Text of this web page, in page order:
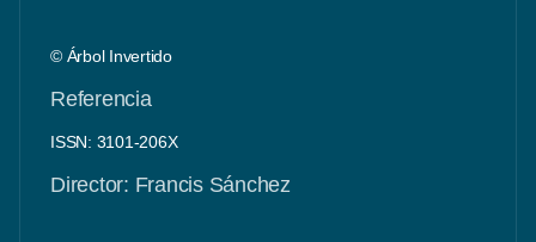
© Árbol Invertido
Referencia
ISSN: 3101-206X
Director: Francis Sánchez